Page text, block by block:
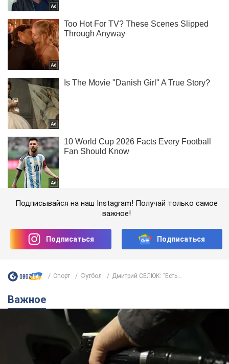
Подписывайся на наш Instagram! Получай только самое
важное!
Подписаться Подписаться
Спорт Футбол Дмитрий СЕЛЮК: "Есть...
Важное